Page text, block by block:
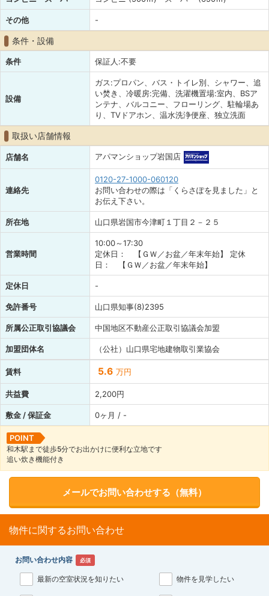
その他 -
条件・設備
条件 保証人:不要
設備
ガス:プロパン、バス・トイレ別、シャワー、追
い焚き、冷暖房:完備、洗濯機置場:室内、BSア
ンテナ、バルコニー、フローリング、駐輪場あ
り、TVドアホン、温水洗浄便座、独立洗面
取扱い店舗情報
店舗名 アパマンショップ岩国店
連絡先
0120-27-1000-060120
お問い合わせの際は「くらさぽを見ました」と
お伝え下さい。
所在地 山口県岩国市今津町１丁目２－２５
営業時間
10:00～17:30
定休日： 【ＧＷ／お盆／年末年始】 定休
日： 【ＧＷ／お盆／年末年始】
定休日 -
免許番号 山口県知事(8)2395
所属公正取引協議会 中国地区不動産公正取引協議会加盟
加盟団体名 （公社）山口県宅地建物取引業協会
賃料 5.6 万円
共益費 2,200円
敷金 / 保証金 0ヶ月 / -
POINT
和木駅まで徒歩5分でお出かけに便利な立地です
追い炊き機能付き
メールでお問い合わせする（無料）
物件に関するお問い合わせ
お問い合わせ内容 必須
最新の空室状況を知りたい 物件を見学したい